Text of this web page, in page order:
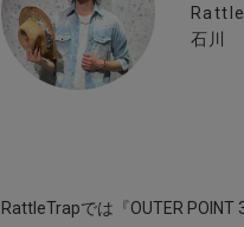
石川
RattleTrapでは『OUTER POINT